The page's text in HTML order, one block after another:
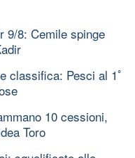
9/8: Cemile spinge
classifica: Pesci al 1ﾟ
10 cessioni,
Toro